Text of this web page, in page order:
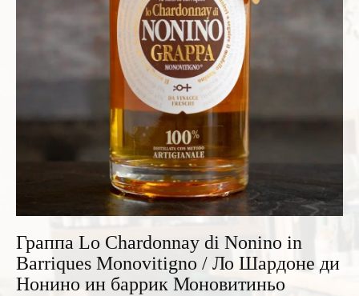
Итальянские вина
Французские вина
Испанские вина
Граппа
Водка
Граппа Lo Chardonnay di Nonino in
Barriques Monovitigno / Ло Шардоне ди
Нонино ин баррик Моновитиньо